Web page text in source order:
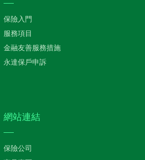
保險入門
服務項目
金融友善服務措施
永達保戶申訴
網站連結
保險公司